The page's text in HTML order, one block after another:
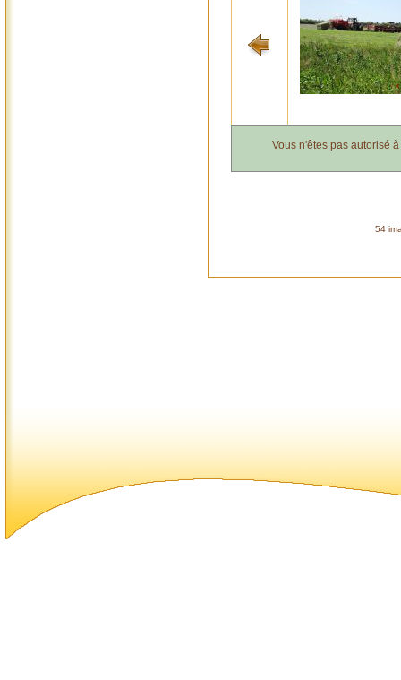
Vous n'êtes pas autorisé
54